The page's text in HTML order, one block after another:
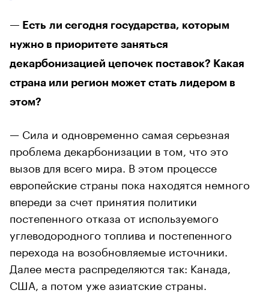
— Есть ли сегодня государства, которым
нужно в приоритете заняться
декарбонизацией цепочек поставок? Какая
страна или регион может стать лидером в
этом?
— Сила и одновременно самая серьезная
проблема декарбонизации в том, что это
вызов для всего мира. В этом процессе
европейские страны пока находятся немного
впереди за счет принятия политики
постепенного отказа от используемого
углеводородного топлива и постепенного
перехода на возобновляемые источники.
Далее места распределяются так: Канада,
США, а потом уже азиатские страны.